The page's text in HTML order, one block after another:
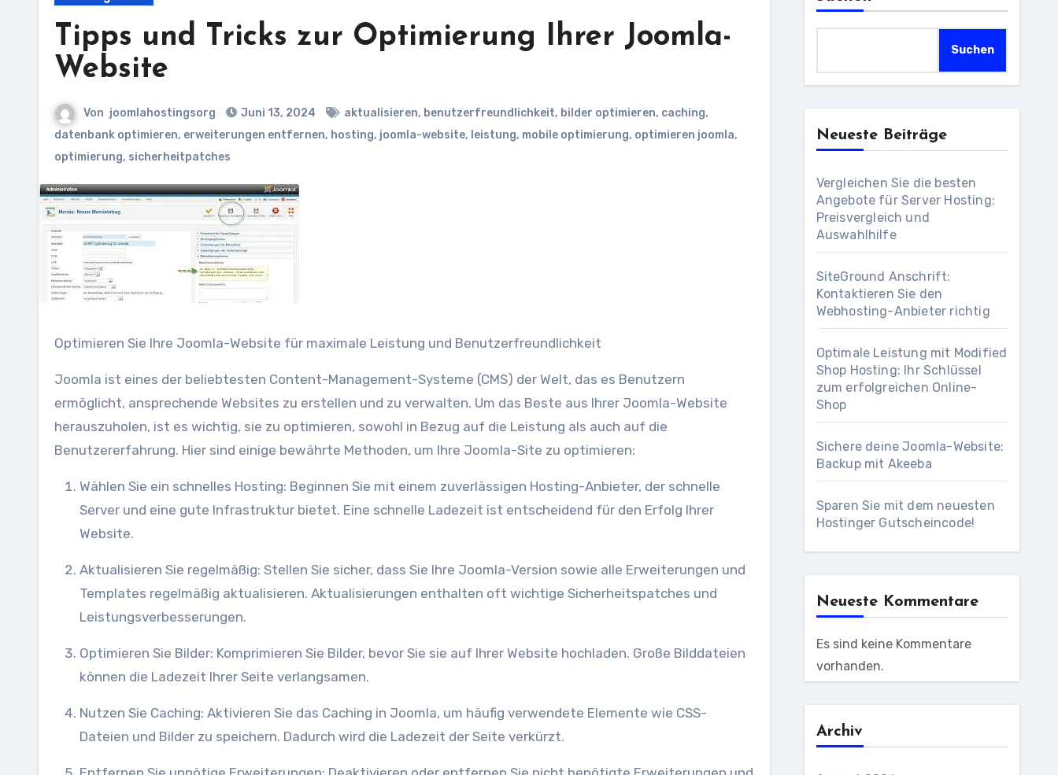
Tipps und Tricks zur Optimierung Ihrer Joomla-
Website
Von joomlahostingsorg Juni 13, 2024 aktualisieren, benutzerfreundlichkeit, bilder optimieren, caching,
datenbank optimieren, erweiterungen entfernen, hosting, joomla-website, leistung, mobile optimierung, optimieren joomla,
optimierung, sicherheitpatches
Optimieren Sie Ihre Joomla-Website für maximale Leistung und Benutzerfreundlichkeit
Joomla ist eines der beliebtesten Content-Management-Systeme (CMS) der Welt, das es Benutzern
ermöglicht, ansprechende Websites zu erstellen und zu verwalten. Um das Beste aus Ihrer Joomla-Website
herauszuholen, ist es wichtig, sie zu optimieren, sowohl in Bezug auf die Leistung als auch auf die
Benutzererfahrung. Hier sind einige bewährte Methoden, um Ihre Joomla-Site zu optimieren:
Wählen Sie ein schnelles Hosting: Beginnen Sie mit einem zuverlässigen Hosting-Anbieter, der schnelle
Server und eine gute Infrastruktur bietet. Eine schnelle Ladezeit ist entscheidend für den Erfolg Ihrer
Website.
Aktualisieren Sie regelmäßig: Stellen Sie sicher, dass Sie Ihre Joomla-Version sowie alle Erweiterungen und
Templates regelmäßig aktualisieren. Aktualisierungen enthalten oft wichtige Sicherheitspatches und
Leistungsverbesserungen.
Optimieren Sie Bilder: Komprimieren Sie Bilder, bevor Sie sie auf Ihrer Website hochladen. Große Bilddateien
können die Ladezeit Ihrer Seite verlangsamen.
Nutzen Sie Caching: Aktivieren Sie das Caching in Joomla, um häufig verwendete Elemente wie CSS-
Dateien und Bilder zu speichern. Dadurch wird die Ladezeit der Seite verkürzt.
Suchen
Neueste Beiträge
Vergleichen Sie die besten
Angebote für Server Hosting:
Preisvergleich und
Auswahlhilfe
SiteGround Anschrift:
Kontaktieren Sie den
Webhosting-Anbieter richtig
Optimale Leistung mit Modified
Shop Hosting: Ihr Schlüssel
zum erfolgreichen Online-
Shop
Sichere deine Joomla-Website:
Backup mit Akeeba
Sparen Sie mit dem neuesten
Hostinger Gutscheincode!
Neueste Kommentare
Es sind keine Kommentare
vorhanden.
Archiv